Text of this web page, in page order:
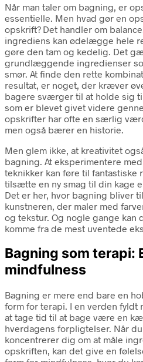
Når man taler om bagning, er
essentielle. Men hvad gør en
opskrift? Det handler om
ingrediens kan ødelægge hele
gøre den tam og kedelig. Det
grundlæggende ingredienser
smør. At finde den rette
resultat, er noget, der kræver
bagere sværger til at holde sig
som er blevet givet videre
opskrifter har ofte en særlig
men også bærer en historie.
Men glem ikke, at kreativitet
bagning. At eksperimentere
teknikker kan føre til fantastiske
tilsætte en ny smag til din kage
Det er her, hvor bagning bliver
kunstneren, der maler med
og tekstur. Og nogle gange kan
komme fra de mest uventede
Bagning som terapi:
mindfulness
Bagning er mere end bare en
form for terapi. I en verden fyldt
at tage tid til at bage være en
hverdagens forpligtelser. Når
koncentrerer dig om at måle
opskriften, kan det give en